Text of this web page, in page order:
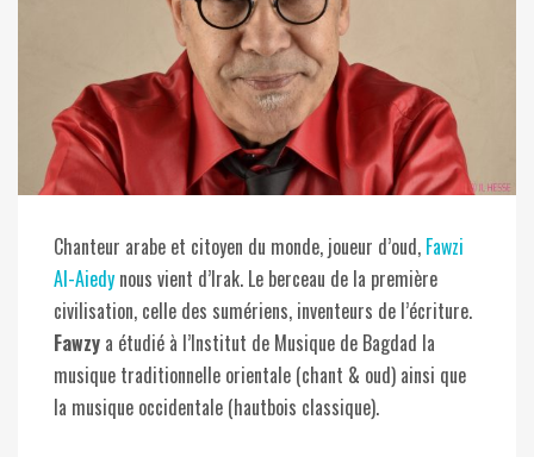
Chanteur arabe et citoyen du monde, joueur d’oud, Fawzi
Al-Aiedy nous vient d’Irak. Le berceau de la première
civilisation, celle des sumériens, inventeurs de l’écriture.
Fawzy a étudié à l’Institut de Musique de Bagdad la
musique traditionnelle orientale (chant & oud) ainsi que
la musique occidentale (hautbois classique).